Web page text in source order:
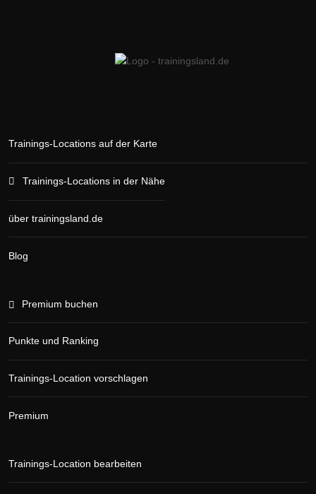
Trainings-Locations auf der Karte
Trainings-Locations in der Nähe
über trainingsland.de
Blog
Premium buchen
Punkte und Ranking
Trainings-Location vorschlagen
Premium
Trainings-Location bearbeiten